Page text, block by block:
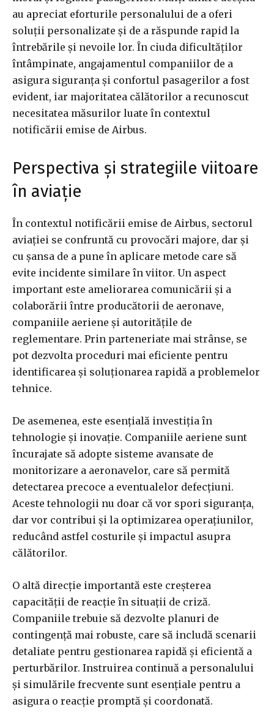
au apreciat eforturile personalului de a oferi
soluții personalizate și de a răspunde rapid la
întrebările și nevoile lor. În ciuda dificultăților
întâmpinate, angajamentul companiilor de a
asigura siguranța și confortul pasagerilor a fost
evident, iar majoritatea călătorilor a recunoscut
necesitatea măsurilor luate în contextul
notificării emise de Airbus.
Perspectiva și strategiile viitoare
în aviație
În contextul notificării emise de Airbus, sectorul
aviației se confruntă cu provocări majore, dar și
cu șansa de a pune în aplicare metode care să
evite incidente similare în viitor. Un aspect
important este ameliorarea comunicării și a
colaborării între producătorii de aeronave,
companiile aeriene și autoritățile de
reglementare. Prin parteneriate mai strânse, se
pot dezvolta proceduri mai eficiente pentru
identificarea și soluționarea rapidă a problemelor
tehnice.
De asemenea, este esențială investiția în
tehnologie și inovație. Companiile aeriene sunt
încurajate să adopte sisteme avansate de
monitorizare a aeronavelor, care să permită
detectarea precoce a eventualelor defecțiuni.
Aceste tehnologii nu doar că vor spori siguranța,
dar vor contribui și la optimizarea operațiunilor,
reducând astfel costurile și impactul asupra
călătorilor.
O altă direcție importantă este creșterea
capacității de reacție în situații de criză.
Companiile trebuie să dezvolte planuri de
contingență mai robuste, care să includă scenarii
detaliate pentru gestionarea rapidă și eficientă a
perturbărilor. Instruirea continuă a personalului
și simulările frecvente sunt esențiale pentru a
asigura o reacție promptă și coordonată.